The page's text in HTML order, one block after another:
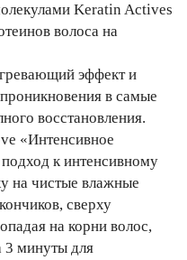
Keratin Actives
волоса на
эффект и
в самые
восстановления.
«Интенсивное
к интенсивному
на чистые влажные
сверху
на корни волос,
3 минуты для